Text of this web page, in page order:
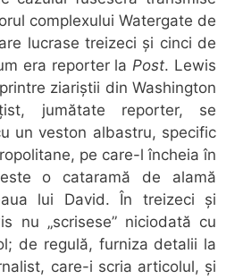
complexului Watergate de
lucrase treizeci și cinci de
era reporter laPost. Lewis
ziariștii din Washington
jumătate reporter, se
un veston albastru, specific
pe care-l încheia în
o cataramă de alamă
lui David. În treizeci și
nu „scrisese” niciodată cu
de regulă, furniza detalii la
care-i scria articolul, și